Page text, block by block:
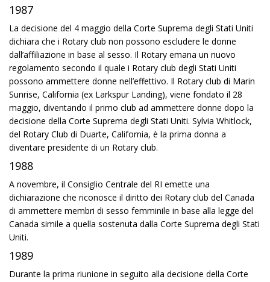
1987
La decisione del 4 maggio della Corte Suprema degli Stati Uniti
dichiara che i Rotary club non possono escludere le donne
dall’affiliazione in base al sesso. Il Rotary emana un nuovo
regolamento secondo il quale i Rotary club degli Stati Uniti
possono ammettere donne nell’effettivo. Il Rotary club di Marin
Sunrise, California (ex Larkspur Landing), viene fondato il 28
maggio, diventando il primo club ad ammettere donne dopo la
decisione della Corte Suprema degli Stati Uniti. Sylvia Whitlock,
del Rotary Club di Duarte, California, è la prima donna a
diventare presidente di un Rotary club.
1988
A novembre, il Consiglio Centrale del RI emette una
dichiarazione che riconosce il diritto dei Rotary club del Canada
di ammettere membri di sesso femminile in base alla legge del
Canada simile a quella sostenuta dalla Corte Suprema degli Stati
Uniti.
1989
Durante la prima riunione in seguito alla decisione della Corte